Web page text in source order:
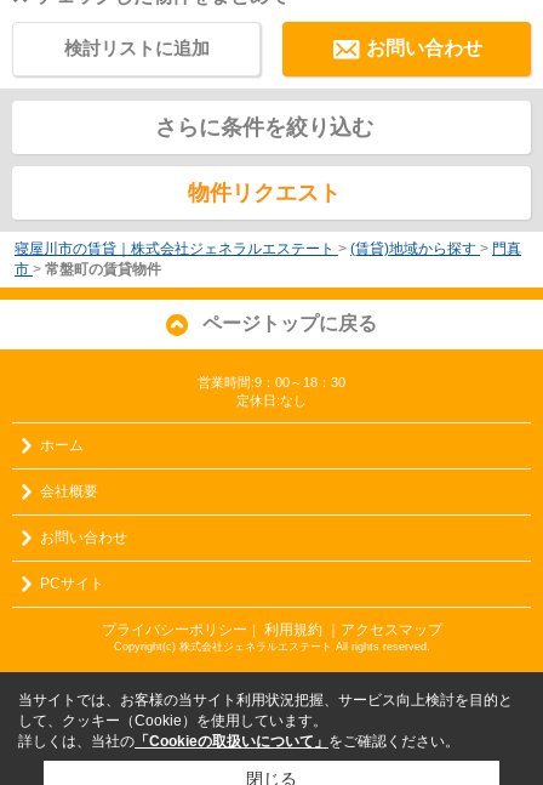
お問い合わせ
検討リストに追加
さらに条件を絞り込む
物件リクエスト
寝屋川市の賃貸｜株式会社ジェネラルエステート > (賃貸)地域から探す > 門真
市 > 常盤町の賃貸物件
ページトップに戻る
営業時間:9：00～18：30
定休日:なし
ホーム
会社概要
お問い合わせ
PCサイト
プライバシーポリシー ｜ 利用規約 ｜アクセスマップ
Copyright(c) 株式会社ジェネラルエステート All rights reserved.
当サイトでは、お客様の当サイト利用状況把握、サービス向上検討を目的と
して、クッキー（Cookie）を使用しています。
詳しくは、当社の 「Cookieの取扱いについて」 をご確認ください。
閉じる